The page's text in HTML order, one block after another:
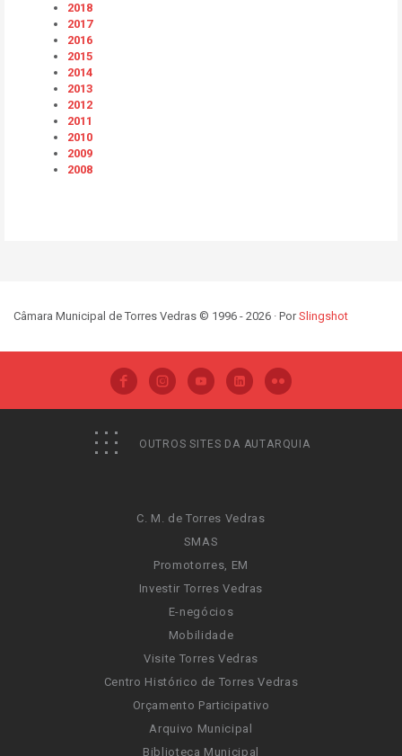
2018
2017
2016
2015
2014
2013
2012
2011
2010
2009
2008
Câmara Municipal de Torres Vedras © 1996 - 2026 · PorSlingshot
OUTROS SITES DA AUTARQUIA
C. M. de Torres Vedras
SMAS
Promotorres, EM
Investir Torres Vedras
E-negócios
Mobilidade
Visite Torres Vedras
Centro Histórico de Torres Vedras
Orçamento Participativo
Arquivo Municipal
Biblioteca Municipal